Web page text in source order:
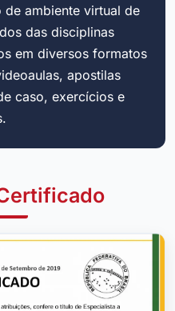
de ambiente virtual de
das disciplinas
em diversos formatos
apostilas
caso, exercícios e